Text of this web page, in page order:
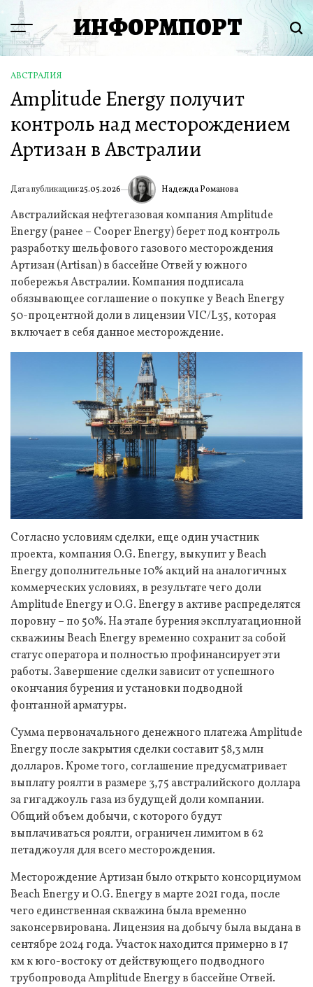
Перейти
содержимому
Menu ИНФОРМПОРТ
ОПУБЛИКОВАНО
В
АВСТРАЛИЯ
Amplitude Energy получит
контроль над месторождением
Артизан в Австралии
Дата публикации:25.05.2026 ИА Надежда Романова
Австралийская нефтегазовая компания Amplitude
Energy (ранее – Cooper Energy) берет под контроль
разработку шельфового газового месторождения
Артизан (Artisan) в бассейне Отвей у южного
побережья Австралии. Компания подписала
обязывающее соглашение о покупке у Beach Energy
50-процентной доли в лицензии VIC/L35, которая
включает в себя данное месторождение.
Согласно условиям сделки, еще один участник
проекта, компания O.G. Energy, выкупит у Beach
Energy дополнительные 10% акций на аналогичных
коммерческих условиях, в результате чего доли
Amplitude Energy и O.G. Energy в активе распределятся
поровну – по 50%. На этапе бурения эксплуатационной
скважины Beach Energy временно сохранит за собой
статус оператора и полностью профинансирует эти
работы. Завершение сделки зависит от успешного
окончания бурения и установки подводной
фонтанной арматуры.
Сумма первоначального денежного платежа Amplitude
Energy после закрытия сделки составит 58,3 млн
долларов. Кроме того, соглашение предусматривает
выплату роялти в размере 3,75 австралийского доллара
за гигаджоуль газа из будущей доли компании.
Общий объем добычи, с которого будут
выплачиваться роялти, ограничен лимитом в 62
петаджоуля для всего месторождения.
Месторождение Артизан было открыто консорциумом
Beach Energy и O.G. Energy в марте 2021 года, после
чего единственная скважина была временно
законсервирована. Лицензия на добычу была выдана в
сентябре 2024 года. Участок находится примерно в 17
км к юго-востоку от действующего подводного
трубопровода Amplitude Energy в бассейне Отвей.